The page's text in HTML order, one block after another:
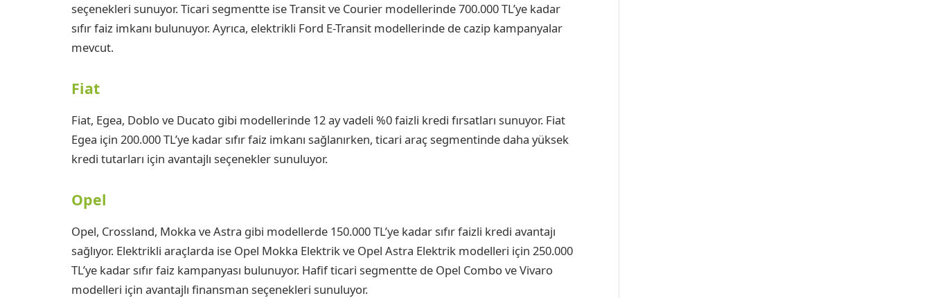
seçenekleri sunuyor. Ticari segmentte ise Transit ve Courier modellerinde 700.000 TL’ye kadar
sıfır faiz imkanı bulunuyor. Ayrıca, elektrikli Ford E-Transit modellerinde de cazip kampanyalar
mevcut.
Fiat
Fiat, Egea, Doblo ve Ducato gibi modellerinde 12 ay vadeli %0 faizli kredi fırsatları sunuyor. Fiat
Egea için 200.000 TL’ye kadar sıfır faiz imkanı sağlanırken, ticari araç segmentinde daha yüksek
kredi tutarları için avantajlı seçenekler sunuluyor.
Opel
Opel, Crossland, Mokka ve Astra gibi modellerde 150.000 TL’ye kadar sıfır faizli kredi avantajı
sağlıyor. Elektrikli araçlarda ise Opel Mokka Elektrik ve Opel Astra Elektrik modelleri için 250.000
TL’ye kadar sıfır faiz kampanyası bulunuyor. Hafif ticari segmentte de Opel Combo ve Vivaro
modelleri için avantajlı finansman seçenekleri sunuluyor.